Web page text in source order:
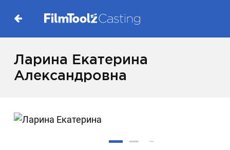
Ларина Екатерина
Александровна